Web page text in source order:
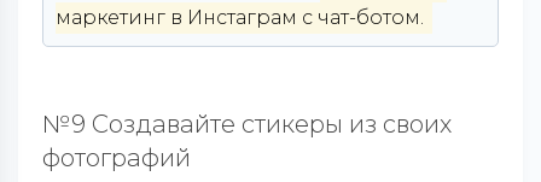
маркетинг в Инстаграм с чат-ботом.
№9 Создавайте стикеры из своих
фотографий